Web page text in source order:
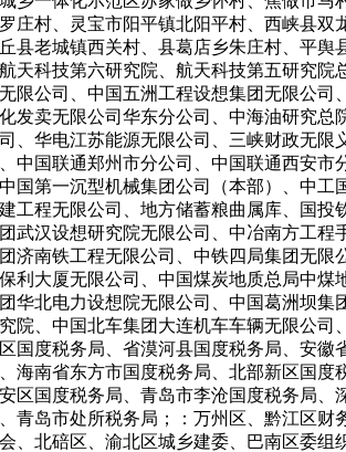
庄村、灵宝市阳平镇北阳平村、西峡县
县老城镇西关村、县葛店乡朱庄村、平
天科技第六研究院、航天科技第五研究
限公司、中国五洲工程设想集团无限公
卖无限公司华东分公司、中海油研究
、华电江苏能源无限公司、三峡财政无
中国联通郑州市分公司、中国联通西安
国第一沉型机械集团公司（本部）、中
工程无限公司、地方储蓄粮曲属库、国
武汉设想研究院无限公司、中冶南方工
南铁工程无限公司、中铁四局集团无
利大厦无限公司、中国煤炭地质总局中
北电力设想院无限公司、中国葛洲坝
院、中国北车集团大连机车车辆无限公
国度税务局、省漠河县国度税务局、安
海南省东方市国度税务局、北部新区国
区国度税务局、青岛市李沧国度税务局
青岛市处所税务局；：万州区、黔江区
、北碚区、渝北区城乡建委、巴南区委